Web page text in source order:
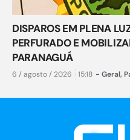
DISPAROS EM PLENA
PERFURADO E
PARANAGUÁ
6 / agosto / 2026 15:18 - Geral,